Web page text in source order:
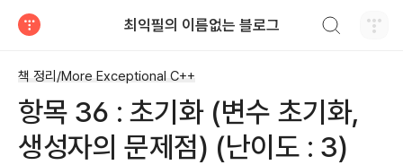
최익필의 이름없는 블로그
책 정리/More Exceptional C++
항목 36 : 초기화 (변수 초기화,
생성자의 문제점) (난이도 : 3)